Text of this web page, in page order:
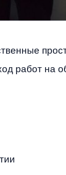
работ на